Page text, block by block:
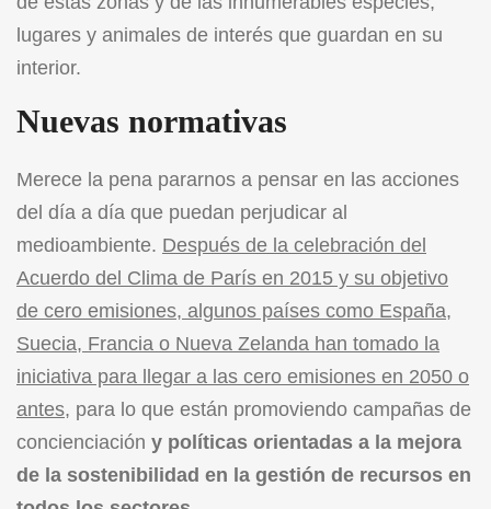
lugares y animales de interés que guardan en su
interior.
Nuevas normativas
Merece la pena pararnos a pensar en las acciones
del día a día que puedan perjudicar al
medioambiente. Después de la celebración del
Acuerdo del Clima de París en 2015 y su objetivo
de cero emisiones, algunos países como España,
Suecia, Francia o Nueva Zelanda han tomado la
iniciativa para llegar a las cero emisiones en 2050 o
antes, para lo que están promoviendo campañas de
concienciación y políticas orientadas a la mejora
de la sostenibilidad en la gestión de recursos en